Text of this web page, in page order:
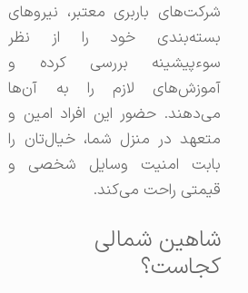
شرکت‌های باربری معتبر، نیروهای
بسته‌بندی خود را از نظر
سوءپیشینه بررسی کرده و
آموزش‌های لازم را به آن‌ها
می‌دهند. حضور این افراد امین و
متعهد در منزل شما، خیال‌تان را
بابت امنیت وسایل شخصی و
قیمتی راحت می‌کند.
شاهین شمالی
کجاست؟